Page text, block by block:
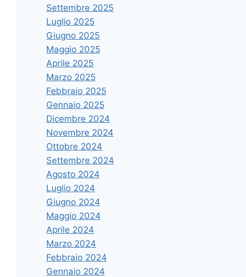
Settembre 2025
Luglio 2025
Giugno 2025
Maggio 2025
Aprile 2025
Marzo 2025
Febbraio 2025
Gennaio 2025
Dicembre 2024
Novembre 2024
Ottobre 2024
Settembre 2024
Agosto 2024
Luglio 2024
Giugno 2024
Maggio 2024
Aprile 2024
Marzo 2024
Febbraio 2024
Gennaio 2024